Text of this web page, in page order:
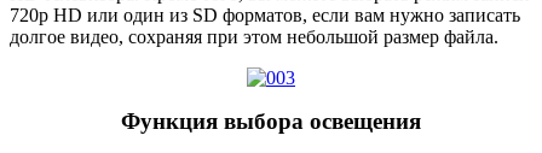
720p HD или один из SD форматов, если вам нужно записать
долгое видео, сохраняя при этом небольшой размер файла.
Функция выбора освещения